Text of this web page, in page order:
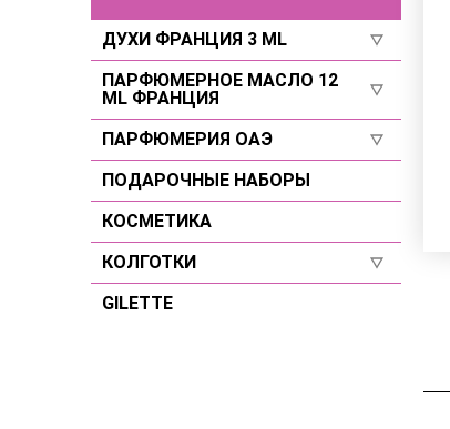
ДУХИ ФРАНЦИЯ 3 ML
Для женщин
Для мужчин
Селективы
ПАРФЮМЕРНОЕ МАСЛО 12
ML ФРАНЦИЯ
Для женщин
Для мужчин
Селективы
ПАРФЮМЕРИЯ ОАЭ
Для женщин
Для мужчин
Селективы
ПОДАРОЧНЫЕ НАБОРЫ
КОСМЕТИКА
КОЛГОТКИ
Размер 2
GILETTE